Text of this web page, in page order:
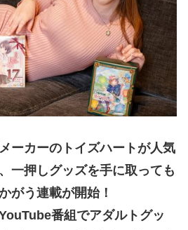
ーカーのトイズハートが人気
一押しグッズを手に取っても
がう連載が開始！
番組でアダルトグッ